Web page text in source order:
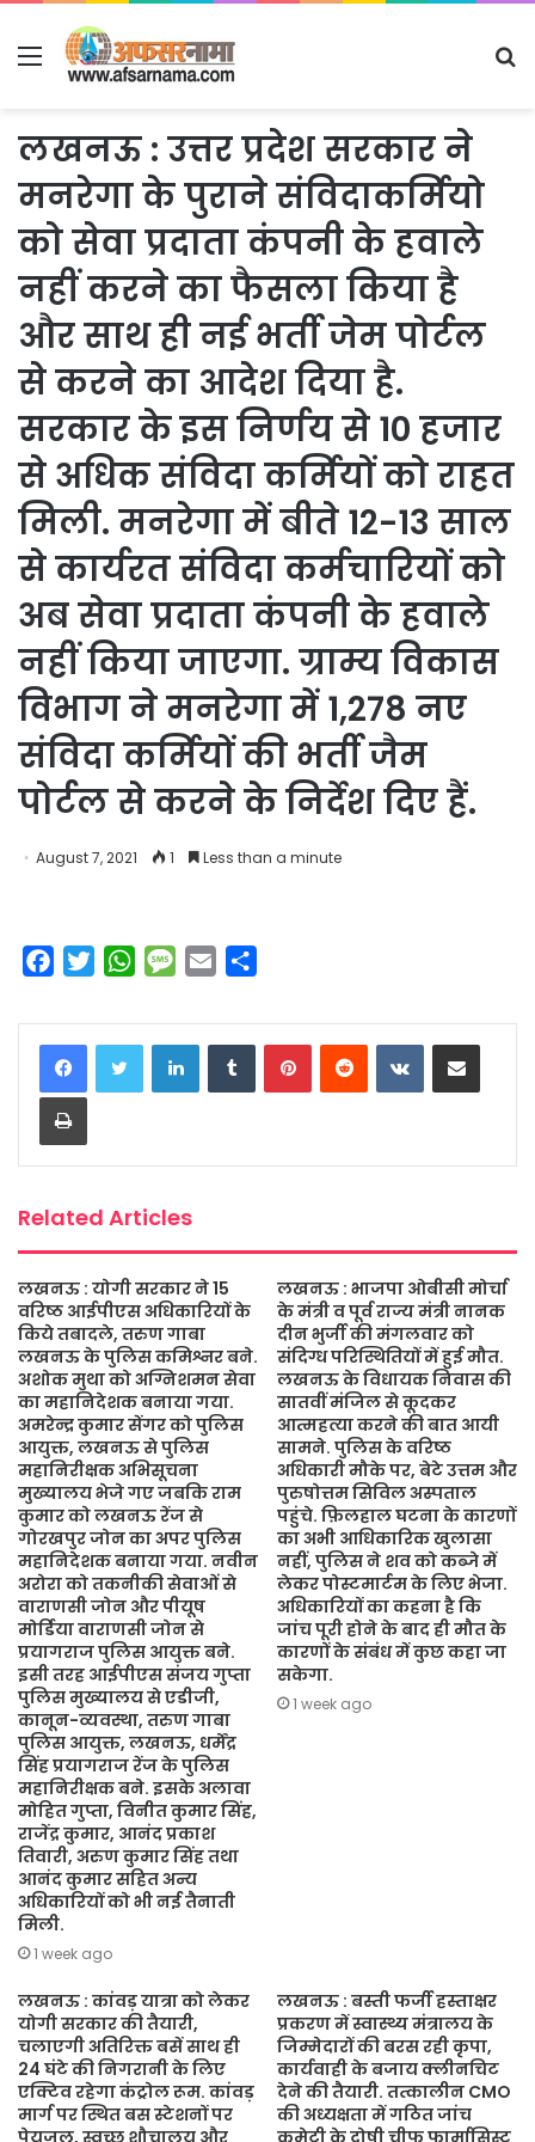
Menu
लखनऊ : उत्तर प्रदेश सरकार ने
मनरेगा के पुराने संविदाकर्मियो
को सेवा प्रदाता कंपनी के हवाले
नहीं करने का फैसला किया है
और साथ ही नई भर्ती जेम पोर्टल
से करने का आदेश दिया है.
सरकार के इस निर्णय से 10 हजार
से अधिक संविदा कर्मियों को राहत
मिली. मनरेगा में बीते 12-13 साल
से कार्यरत संविदा कर्मचारियों को
अब सेवा प्रदाता कंपनी के हवाले
नहीं किया जाएगा. ग्राम्य विकास
विभाग ने मनरेगा में 1,278 नए
संविदा कर्मियों की भर्ती जैम
पोर्टल से करने के निर्देश दिए हैं.
August 7, 2021 1 Less than a minute
c
e
b
o
o
i
t
t
W
a
t
s
M
s
s
a
a
i
a
r
e
LinkedInTumblrPinterestReddit VKontakteShare via Email
Print
Related Articles
लखनऊ : योगी सरकार ने 15
वरिष्ठ आईपीएस अधिकारियों के
किये तबादले, तरुण गाबा
लखनऊ के पुलिस कमिश्नर बने.
अशोक मुथा को अग्निशमन सेवा
का महानिदेशक बनाया गया.
अमरेन्द्र कुमार सेंगर को पुलिस
आयुक्त, लखनऊ से पुलिस
महानिरीक्षक अभिसूचना
मुख्यालय भेजे गए जबकि राम
कुमार को लखनऊ रेंज से
गोरखपुर जोन का अपर पुलिस
महानिदेशक बनाया गया. नवीन
अरोरा को तकनीकी सेवाओं से
वाराणसी जोन और पीयूष
मोर्डिया वाराणसी जोन से
प्रयागराज पुलिस आयुक्त बने.
इसी तरह आईपीएस संजय गुप्ता
पुलिस मुख्यालय से एडीजी,
कानून-व्यवस्था, तरुण गाबा
पुलिस आयुक्त, लखनऊ, धर्मेंद्र
सिंह प्रयागराज रेंज के पुलिस
महानिरीक्षक बने. इसके अलावा
मोहित गुप्ता, विनीत कुमार सिंह,
राजेंद्र कुमार, आनंद प्रकाश
तिवारी, अरुण कुमार सिंह तथा
आनंद कुमार सहित अन्य
अधिकारियों को भी नई तैनाती
मिली.
1 week ago
लखनऊ : भाजपा ओबीसी मोर्चा
के मंत्री व पूर्व राज्य मंत्री नानक
दीन भुर्जी की मंगलवार को
संदिग्ध परिस्थितियों में हुई मौत.
लखनऊ के विधायक निवास की
सातवीं मंजिल से कूदकर
आत्महत्या करने की बात आयी
सामने. पुलिस के वरिष्ठ
अधिकारी मौके पर, बेटे उत्तम और
पुरुषोत्तम सिविल अस्पताल
पहुंचे. फ़िलहाल घटना के कारणों
का अभी आधिकारिक खुलासा
नहीं, पुलिस ने शव को कब्जे में
लेकर पोस्टमार्टम के लिए भेजा.
अधिकारियों का कहना है कि
जांच पूरी होने के बाद ही मौत के
कारणों के संबंध में कुछ कहा जा
सकेगा.
1 week ago
लखनऊ : कांवड़ यात्रा को लेकर
योगी सरकार की तैयारी,
चलाएगी अतिरिक्त बसें साथ ही
24 घंटे की निगरानी के लिए
एक्टिव रहेगा कंट्रोल रूम. कांवड़
मार्ग पर स्थित बस स्टेशनों पर
पेयजल, स्वच्छ शौचालय और
लखनऊ : बस्ती फर्जी हस्ताक्षर
प्रकरण में स्वास्थ्य मंत्रालय के
जिम्मेदारों की बरस रही कृपा,
कार्यवाही के बजाय क्लीनचिट
देने की तैयारी. तत्कालीन CMO
की अध्यक्षता में गठित जांच
कमेटी के दोषी चीफ फार्मासिस्ट